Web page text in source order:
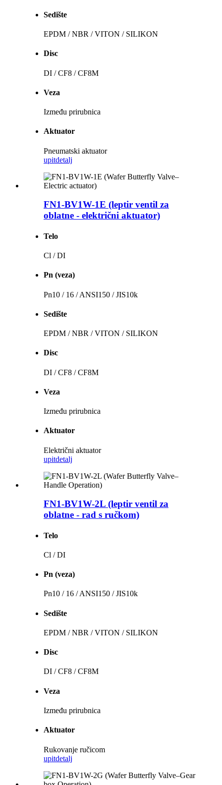
Sedište
EPDM / NBR / VITON / SILIKON
Disc
DI / CF8 / CF8M
Veza
Između prirubnica
Aktuator
Pneumatski aktuator
upitdetalj
FN1-BV1W-1E (leptir ventil za
oblatne - električni aktuator)
Telo
Cl / DI
Pn (veza)
Pn10 / 16 / ANSI150 / JIS10k
Sedište
EPDM / NBR / VITON / SILIKON
Disc
DI / CF8 / CF8M
Veza
Između prirubnica
Aktuator
Električni aktuator
upitdetalj
FN1-BV1W-2L (leptir ventil za
oblatne - rad s ručkom)
Telo
Cl / DI
Pn (veza)
Pn10 / 16 / ANSI150 / JIS10k
Sedište
EPDM / NBR / VITON / SILIKON
Disc
DI / CF8 / CF8M
Veza
Između prirubnica
Aktuator
Rukovanje ručicom
upitdetalj